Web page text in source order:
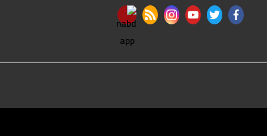
facebook
twitter
youtube
instagram
rss feed
nabd app